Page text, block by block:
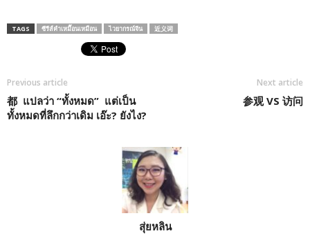
TAGS ซีรีส์คำเหมื๊อนเหมือน ไวยากรณ์จีน 近义词
Previous article
都 แปลว่า “ทั้งหมด” แต่เป็น
ทั้งหมดที่ลึกกว่าเดิม เอ๊ะ? ยังไง?
Next article
参观 VS 访问
สุ่ยหลิน